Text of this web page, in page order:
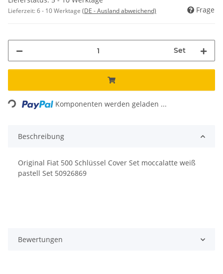
Lieferzeit:6 - 10 Werktage (DE - Ausland abweichend) Frage
Set
Komponenten werden geladen ...
Beschreibung
Original Fiat 500 Schlüssel Cover Set moccalatte weiß
pastell Set 50926869
Bewertungen